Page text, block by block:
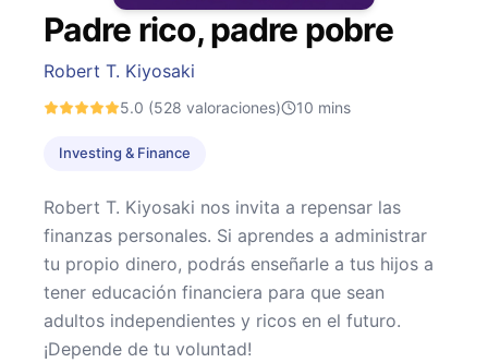
Padre rico, padre pobre
Robert T. Kiyosaki
5.0 (528 valoraciones) 10 mins
Investing & Finance
Robert T. Kiyosaki nos invita a repensar las
finanzas personales. Si aprendes a administrar
tu propio dinero, podrás enseñarle a tus hijos a
tener educación financiera para que sean
adultos independientes y ricos en el futuro.
¡Depende de tu voluntad!